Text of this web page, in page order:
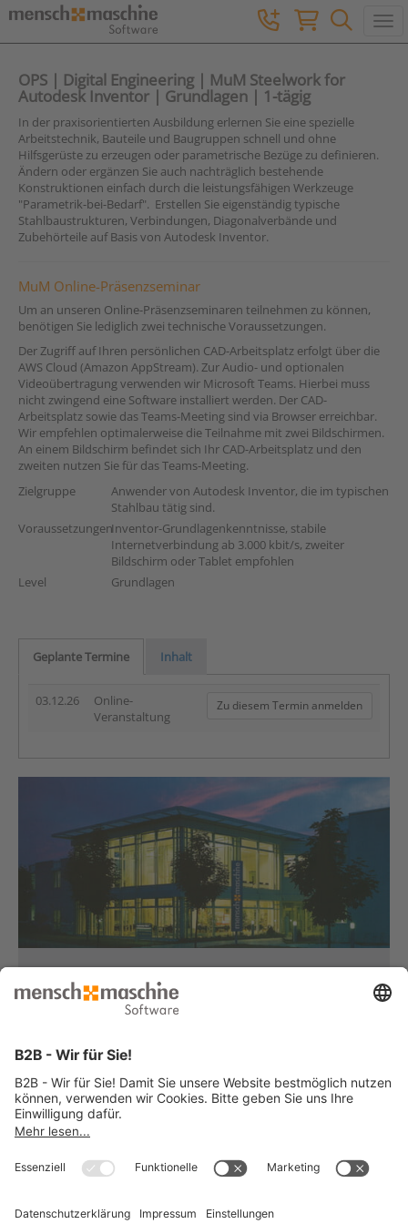
OPS | Digital Engineering | MuM Steelwork for
Autodesk Inventor | Grundlagen | 1-tägig
In der praxisorientierten Ausbildung erlernen Sie eine spezielle
Arbeitstechnik, Bauteile und Baugruppen schnell und ohne
Hilfsgerüste zu erzeugen oder parametrische Bezüge zu definieren.
Ändern oder ergänzen Sie auch nachträglich bestehende
Konstruktionen einfach durch die leistungsfähigen Werkzeuge
"Parametrik-bei-Bedarf". Erstellen Sie eigenständig typische
Stahlbaustrukturen, Verbindungen, Diagonalverbände und
Zubehörteile auf Basis von Autodesk Inventor.
MuM Online-Präsenzseminar
Um an unseren Online-Präsenzseminaren teilnehmen zu können,
benötigen Sie lediglich zwei technische Voraussetzungen.
Der Zugriff auf Ihren persönlichen CAD-Arbeitsplatz erfolgt über die
AWS Cloud (Amazon AppStream). Zur Audio- und optionalen
Videoübertragung verwenden wir Microsoft Teams. Hierbei muss
nicht zwingend eine Software installiert werden. Der CAD-
Arbeitsplatz sowie das Teams-Meeting sind via Browser erreichbar.
Wir empfehlen optimalerweise die Teilnahme mit zwei Bildschirmen.
An einem Bildschirm befindet sich Ihr CAD-Arbeitsplatz und den
zweiten nutzen Sie für das Teams-Meeting.
Zielgruppe
Anwender von Autodesk Inventor, die im typischen
Stahlbau tätig sind.
VoraussetzungenInventor-Grundlagenkenntnisse, stabile
Internetverbindung ab 3.000 kbit/s, zweiter
Bildschirm oder Tablet empfohlen
Level
Grundlagen
Geplante Termine Inhalt
03.12.26
Online-
Veranstaltung
Zu diesem Termin anmelden
Haben Sie Fragen?
Dann rufen Sie uns an...
von 08:30 bis 12:00 Uhr
und 12:30 bis 17:00 Uhr
Freitag
und 12:30 bis 15:00 Uhr